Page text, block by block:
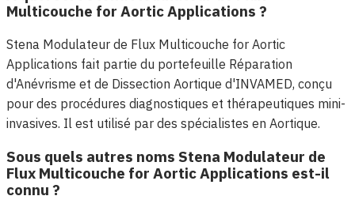
Multicouche for Aortic Applications ?
Stena Modulateur de Flux Multicouche for Aortic
Applications fait partie du portefeuille Réparation
d'Anévrisme et de Dissection Aortique d'INVAMED, conçu
pour des procédures diagnostiques et thérapeutiques mini-
invasives. Il est utilisé par des spécialistes en Aortique.
Sous quels autres noms Stena Modulateur de
Flux Multicouche for Aortic Applications est-il
connu ?